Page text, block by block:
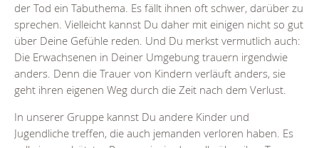
der Tod ein Tabuthema. Es fällt ihnen oft schwer, darüber zu
sprechen. Vielleicht kannst Du daher mit einigen nicht so gut
über Deine Gefühle reden. Und Du merkst vermutlich auch:
Die Erwachsenen in Deiner Umgebung trauern irgendwie
anders. Denn die Trauer von Kindern verläuft anders, sie
geht ihren eigenen Weg durch die Zeit nach dem Verlust.
In unserer Gruppe kannst Du andere Kinder und
Jugendliche treffen, die auch jemanden verloren haben. Es